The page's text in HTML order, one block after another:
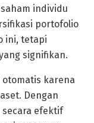
individu
portofolio
ini, tetapi
signifikan.
karena
Dengan
secara efektif